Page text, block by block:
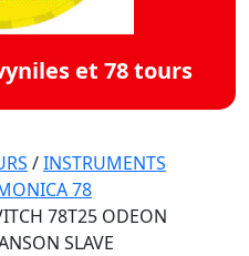
et 78 tours
/INSTRUMENTS
78
78T25 ODEON
SLAVE